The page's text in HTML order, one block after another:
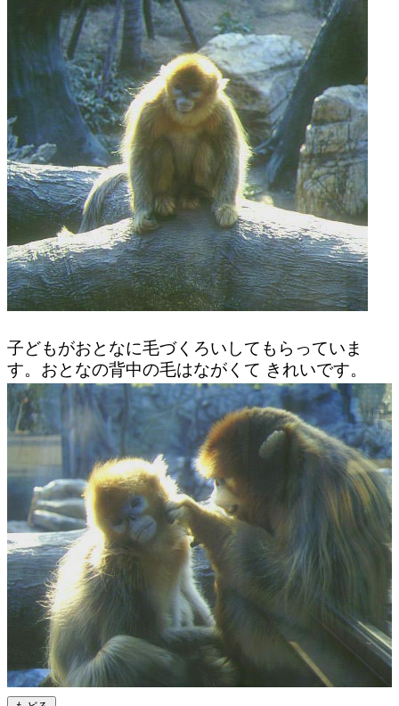
子どもがおとなに毛づくろいしてもらっていま
す。おとなの背中の毛はながくて きれいです。